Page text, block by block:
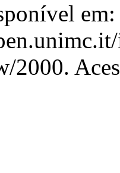
em:
2000.